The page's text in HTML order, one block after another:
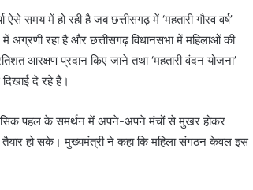
समय में हो रही है जब छत्तीसगढ़ में ‘महतारी गौरव वर्ष’
अग्रणी रहा है और छत्तीसगढ़ विधानसभा में महिलाओं की
आरक्षण प्रदान किए जाने तथा ‘महतारी वंदन योजना’
दे रहे हैं।
पहल के समर्थन में अपने-अपने मंचों से मुखर होकर
तैयार हो सके। मुख्यमंत्री ने कहा कि महिला संगठन केवल इस